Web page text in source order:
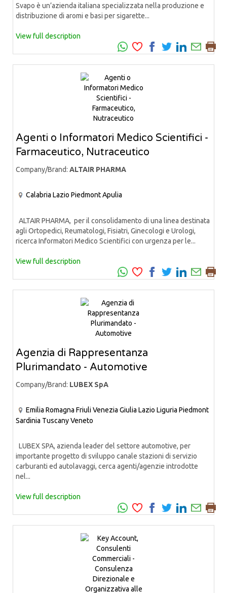
Svapo è un’azienda italiana specializzata nella produzione e
distribuzione di aromi e basi per sigarette...
View full description
Agenti o Informatori Medico Scientifici -
Farmaceutico, Nutraceutico
Company/Brand: ALTAIR PHARMA
Calabria Lazio PiedmontApulia
ALTAIR PHARMA, per il consolidamento di una linea destinata
agli Ortopedici, Reumatologi, Fisiatri, Ginecologi e Urologi,
ricerca Informatori Medico Scientifici con urgenza per le...
View full description
Agenzia di Rappresentanza
Plurimandato - Automotive
Company/Brand: LUBEX SpA
Emilia Romagna Friuli Venezia Giulia Lazio Liguria Piedmont
Sardinia TuscanyVeneto
LUBEX SPA, azienda leader del settore automotive, per
importante progetto di sviluppo canale stazioni di servizio
carburanti ed autolavaggi, cerca agenti/agenzie introdotte
nel...
View full description